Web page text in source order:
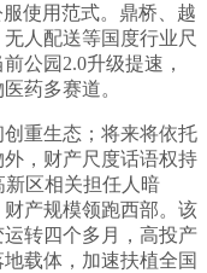
使用范式。鼎桥、越
人配送等国度行业尺
公园2.0升级提速，
药多赛道。
重生态；将来将依托
，财产尺度话语权持
新区相关担任人暗
产规模领跑西部。该
转四个多月，高投产
载体，加速扶植全国